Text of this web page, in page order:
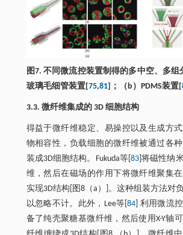
图7. 不同微流控装置制得的多中空、多组
玻璃毛细管装置[75,81]；（b）PDMS装置[
3.3. 微纤维集成的 3D 细胞结构
得益于微纤维稳定、易操控以及生成方
物相容性，负载细胞的微纤维被通过各
装成3D细胞结构。Fukuda等[ 83]将磁性纳
维，然后在磁场的作用下将微纤维聚集
实现3D结构[图8（a）]。这种组装方法对
以忽略不计。此外，Lee等[84 ] 利用微流
备了纯壳聚糖基微纤维，然后使用X-Y轴